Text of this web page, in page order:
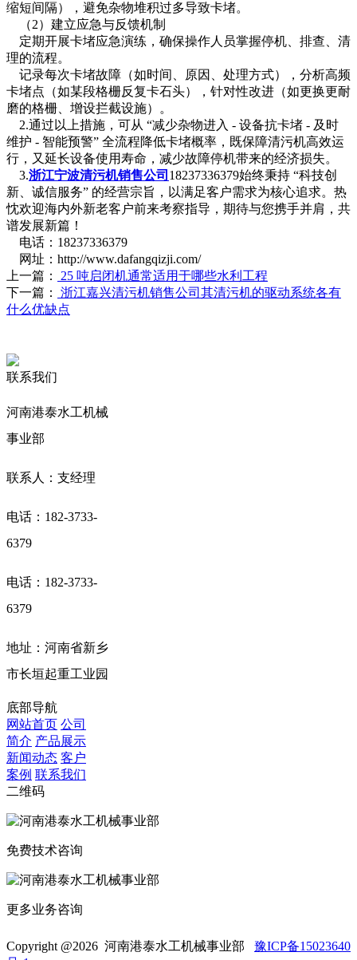
缩短间隔），避免杂物堆积过多导致卡堵。
（2）建立应急与反馈机制
定期开展卡堵应急演练，确保操作人员掌握停机、排查、清
理的流程。
记录每次卡堵故障（如时间、原因、处理方式），分析高频
卡堵点（如某段格栅反复卡石头），针对性改进（如更换更耐
磨的格栅、增设拦截设施）。
2.通过以上措施，可从 “减少杂物进入 - 设备抗卡堵 - 及时
维护 - 智能预警” 全流程降低卡堵概率，既保障清污机高效运
行，又延长设备使用寿命，减少故障停机带来的经济损失。
3.浙江宁波清污机销售公司 18237336379始终秉持 “科技创
新、诚信服务” 的经营宗旨，以满足客户需求为核心追求。热
忱欢迎海内外新老客户前来考察指导，期待与您携手并肩，共
谱发展新篇！
电话：18237336379
网址：http://www.dafangqizji.com/
上一篇：
25 吨启闭机通常适用于哪些水利工程
下一篇：
浙江嘉兴清污机销售公司其清污机的驱动系统各有
什么优缺点
联系我们
河南港泰水工机械
事业部
联系人：支经理
电话：182-3733-
6379
电话：182-3733-
6379
地址：河南省新乡
市长垣起重工业园
底部导航
网站首页 公司
简介 产品展示
新闻动态 客户
案例 联系我们
二维码
免费技术咨询
更多业务咨询
Copyright @2026 河南港泰水工机械事业部 豫ICP备15023640